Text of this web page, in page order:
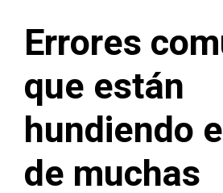
Errores
que están
hundiendo
de muchas